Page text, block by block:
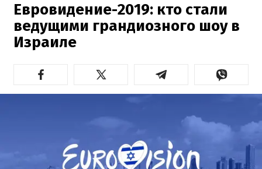
Евровидение-2019: кто стали
ведущими грандиозного шоу в
Израиле